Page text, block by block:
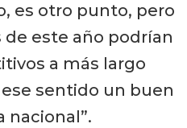
es otro punto, pero
este año podrían
a más largo
ese sentido un buen
nacional”.